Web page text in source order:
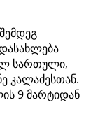
სართული,
კალაძესთან.
9 მარტიდან